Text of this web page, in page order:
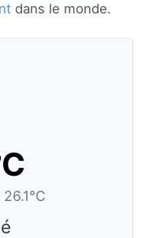
dans le monde.